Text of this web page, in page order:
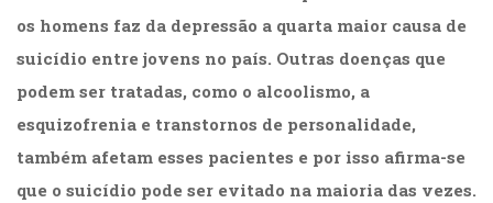
os homens faz da depressão a quarta maior causa de
suicídio entre jovens no país. Outras doenças que
podem ser tratadas, como o alcoolismo, a
esquizofrenia e transtornos de personalidade,
também afetam esses pacientes e por isso afirma-se
que o suicídio pode ser evitado na maioria das vezes.